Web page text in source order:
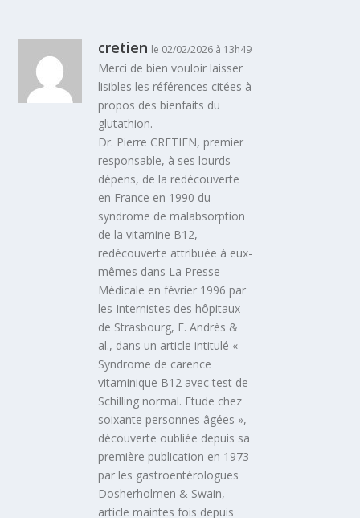
cretien le 02/02/2026 à 13h49
Merci de bien vouloir laisser
lisibles les références citées à
propos des bienfaits du
glutathion.
Dr. Pierre CRETIEN, premier
responsable, à ses lourds
dépens, de la redécouverte
en France en 1990 du
syndrome de malabsorption
de la vitamine B12,
redécouverte attribuée à eux-
mêmes dans La Presse
Médicale en février 1996 par
les Internistes des hôpitaux
de Strasbourg, E. Andrès &
al., dans un article intitulé «
Syndrome de carence
vitaminique B12 avec test de
Schilling normal. Etude chez
soixante personnes âgées »,
découverte oubliée depuis sa
première publication en 1973
par les gastroentérologues
Dosherholmen & Swain,
article maintes fois depuis